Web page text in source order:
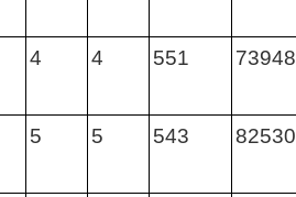
4 4 551 73948
5 5 543 82530